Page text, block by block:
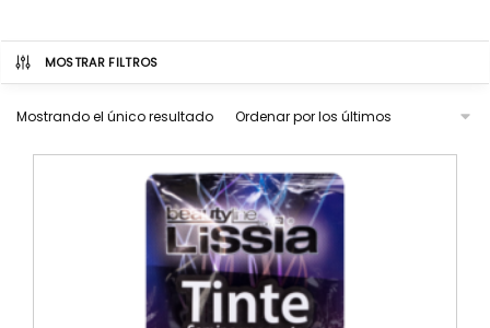
MOSTRAR FILTROS
Mostrando el único resultado